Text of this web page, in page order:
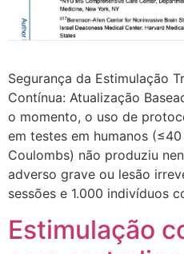
Segurança da Estimulação
Contínua: Atualização
o momento, o uso de
em testes em humanos
Coulombs) não produziu
adverso grave ou lesão
sessões e 1.000 indivíduos
Estimulação